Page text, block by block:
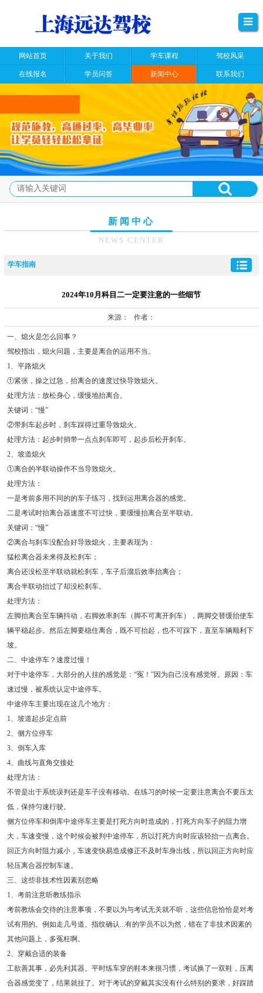
网站首页 关于我们 学车课程 驾校风采
在线报名 学员问答 新闻中心 联系我们
新闻中心
NEWS CENTER
学车指南
2024年10月科目二一定要注意的一些细节
来源： 作者：
一、熄火是怎么回事？
驾校指出，熄火问题，主要是离合的运用不当。
1、平路熄火
①紧张，操之过急，抬离合的速度过快导致熄火。
处理方法：放松身心，缓慢地抬离合。
关键词：“慢”
②带刹车起步时，刹车踩得过重导致熄火。
处理方法：起步时捎带一点点刹车即可，起步后松开刹车。
2、坡道熄火
①离合的半联动操作不当导致熄火。
处理方法：
一是考前多用不同的的车子练习，找到运用离合器的感觉。
二是考试时抬离合器速度不可过快，要缓慢抬离合至半联动。
关键词：“慢”
②离合与刹车没配合好导致熄火，主要表现为：
猛松离合器未来得及松刹车；
离合还没松至半联动就松刹车，车子后溜后效率抬离合；
离合半联动抬过了却没松刹车。
处理方法：
左脚抬离合至车辆抖动，右脚效率刹车（脚不可离开刹车），两脚交替缓抬使车
辆平稳起步。然后左脚要稳住离合，既不可抬起，也不可踩下，直至车辆顺利下
坡。
二、中途停车？速度过慢！
对于中途停车，大部分的人挂的感觉是：“冤！”因为自己没有感觉呀。原因：车
速过慢，被系统认定中途停车。
中途停车主要出现在这几个地方：
1、坡道起步定点前
2、侧方位停车
3、倒车入库
4、曲线与直角交接处
处理方法：
不管是出于系统误判还是车子没有移动。在练习的时候一定要注意离合不要压太
低，保持匀速行驶。
侧方位停车和倒库中途停车主要是打死方向时造成的，打死方向车子的阻力增
大，车速变慢，这个时候会被判中途停车，所以打死方向时应该轻抬一点离合。
回正方向时阻力减小，车速变快易造成修正不及时车身出线，所以回正方向时应
轻压离合器控制车速。
三、这些非技术性因素别忽略
1、考前注意听教练指示
考前教练会交待的注意事项，不要以为与考试无关就不听，这些信息恰恰是对考
试有用的。例如走几号道、指纹确认...有的学员不以为然，错在了非技术因素的
其他问题上，多冤枉啊。
2、穿戴合适的装备
工欲善其事，必先利其器。平时练车穿的鞋本来很习惯，考试换了一双鞋，压离
合器感觉变了，结果就挂了。对于考试的穿戴其实没有什么特别的要求，好踩踏